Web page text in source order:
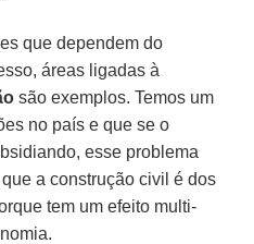
que de­pendem do
áreas ligadas à
são exemplos. Temos um
no país e que se o
es­se problema
a construção civil é dos
tem um efeito multi­